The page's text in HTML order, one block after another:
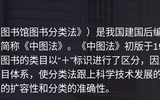
书馆图书分类法》）是我国建国
称《中图法》。《中图法》初版
书的类目以“＋”标识进行了区分，
体系，使分类法跟上科学技术发
扩容性和分类的准确性。